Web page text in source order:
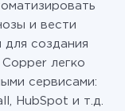
и вести
для создания
легко
сервисами:
HubSpot и т.д.